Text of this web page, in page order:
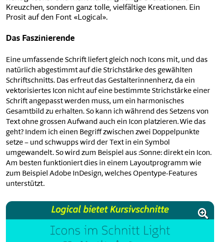
Kreuzchen, sondern ganz tolle, vielfältige Kreationen. Ein
Prosit auf den Font «Logical».
Das Faszinierende
Eine umfassende Schrift liefert gleich noch Icons mit, und das
natürlich abgestimmt auf die Strichstärke des gewählten
Schriftschnitts. Das erfreut das Gestalterinnenherz, da ein
vektorisiertes Icon nicht auf eine bestimmte Strichstärke einer
Schrift angepasst werden muss, um ein harmonisches
Gesamtbild zu erhalten. So kann ich während des Setzens von
Text ohne grossen Aufwand auch ein Icon platzieren. Wie das
geht? Indem ich einen Begriff zwischen zwei Doppelpunkte
setze – und schwupps wird der Text in ein Symbol
umgewandelt. So wird zum Beispiel aus :Sonne: direkt ein Icon.
Am besten funktioniert dies in einem Layoutprogramm wie
zum Beispiel Adobe InDesign, welches Opentype-Features
unterstützt.